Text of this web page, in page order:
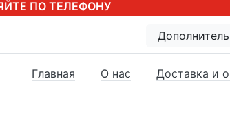
ПО ТЕЛЕФОНУ
Главная О нас Доставка и